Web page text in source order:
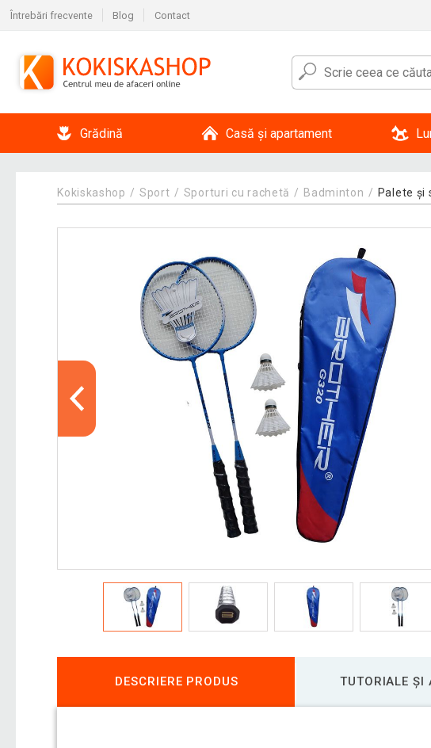
Întrebări frecvente Blog Contact
Grădină Casă și apartament
Kokiskashop Sport Sporturi cu rachetă Badminton Palete și
DESCRIERE PRODUS TUTORIALE ȘI